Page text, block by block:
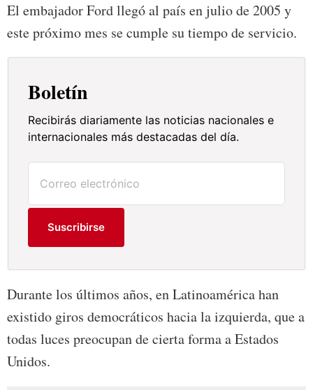
El embajador Ford llegó al país en julio de 2005 y
este próximo mes se cumple su tiempo de servicio.
Boletín
Recibirás diariamente las noticias nacionales e
internacionales más destacadas del día.
Suscribirse
Durante los últimos años, en Latinoamérica han
existido giros democráticos hacia la izquierda, que a
todas luces preocupan de cierta forma a Estados
Unidos.